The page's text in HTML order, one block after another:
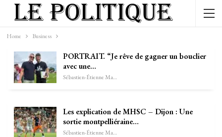
Home Business
PORTRAIT. “Je rêve de gagner un bouclier
avec une…
Sébastien-Étienne Marechal
Les explication de MHSC – Dijon : Une
sortie montpelliéraine…
Sébastien-Étienne Marechal